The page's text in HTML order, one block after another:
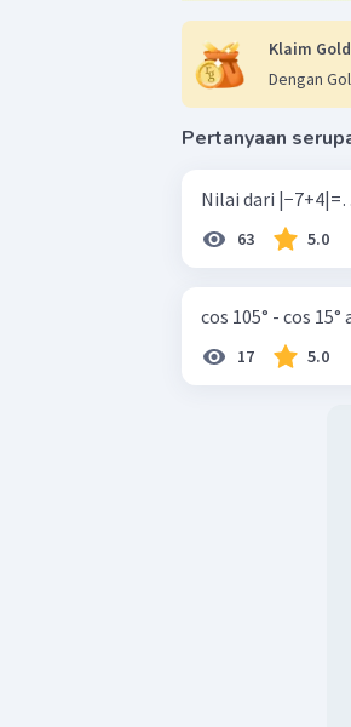
Klaim
Dengan
Pertanyaan
63 5.0
cos 105° - cos 15°
17 5.0